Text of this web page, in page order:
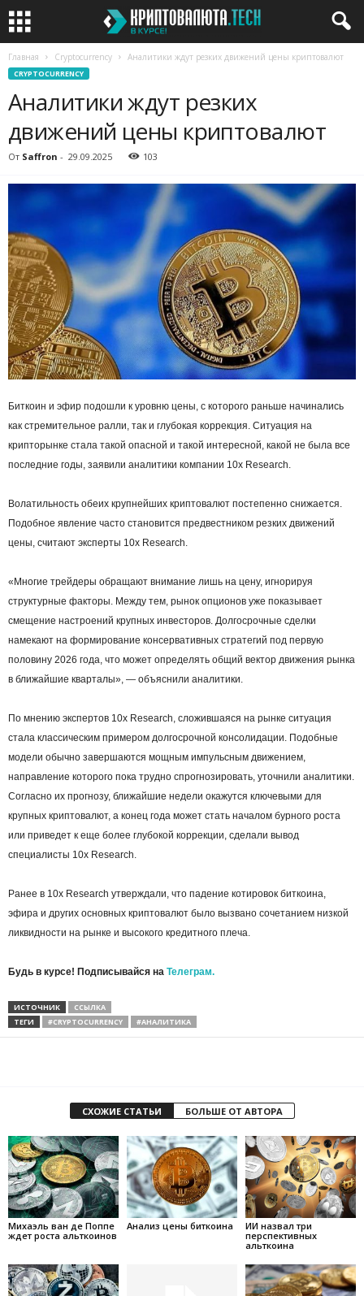
Главная Cryptocurrency Аналитики ждут резких движений цены криптовалют
CRYPTOCURRENCY
Аналитики ждут резких
движений цены криптовалют
От Saffron - 29.09.2025 103
Биткоин и эфир подошли к уровню цены, с которого раньше начинались
как стремительное ралли, так и глубокая коррекция. Ситуация на
крипторынке стала такой опасной и такой интересной, какой не была все
последние годы, заявили аналитики компании 10x Research.
Волатильность обеих крупнейших криптовалют постепенно снижается.
Подобное явление часто становится предвестником резких движений
цены, считают эксперты 10x Research.
«Многие трейдеры обращают внимание лишь на цену, игнорируя
структурные факторы. Между тем, рынок опционов уже показывает
смещение настроений крупных инвесторов. Долгосрочные сделки
намекают на формирование консервативных стратегий под первую
половину 2026 года, что может определять общий вектор движения рынка
в ближайшие кварталы», — объяснили аналитики.
По мнению экспертов 10x Research, сложившаяся на рынке ситуация
стала классическим примером долгосрочной консолидации. Подобные
модели обычно завершаются мощным импульсным движением,
направление которого пока трудно спрогнозировать, уточнили аналитики.
Согласно их прогнозу, ближайшие недели окажутся ключевыми для
крупных криптовалют, а конец года может стать началом бурного роста
или приведет к еще более глубокой коррекции, сделали вывод
специалисты 10x Research.
Ранее в 10x Research утверждали, что падение котировок биткоина,
эфира и других основных криптовалют было вызвано сочетанием низкой
ликвидности на рынке и высокого кредитного плеча.
Будь в курсе! Подписывайся на Телеграм.
ИСТОЧНИК
ССЫЛКА
ТЕГИ
#CRYPTOCURRENCY #АНАЛИТИКА
СХОЖИЕ СТАТЬИ БОЛЬШЕ ОТ АВТОРА
Михаэль ван де Поппе
ждет роста альткоинов
Анализ цены биткоина
ИИ назвал три
перспективных
альткоина